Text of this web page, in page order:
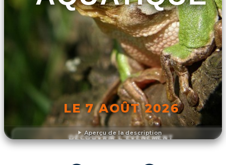
Aperçu de la description
LE 7 AOÛT 2026
DÉCOUVRIR L'ÉVÉNEMENT